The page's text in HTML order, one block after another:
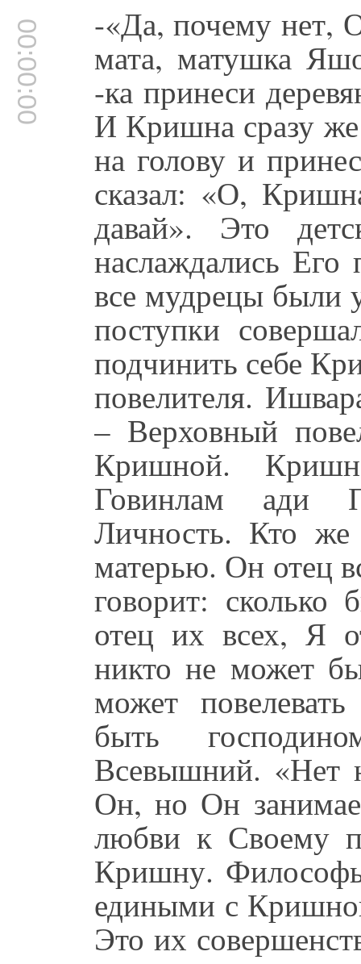
00:00:00 -«Да, почему нет,
мата, матушка
-ка принеси
И Кришна сразу же
на голову и
сказал: «О,
давай». Это
наслаждались
все мудрецы были
поступки
подчинить себе
повелителя.
– Верховный
Кришной.
Говинлам ади
Личность. Кто
матерью. Он отец
говорит:
отец их всех, Я
никто не может
может
быть
Всевышний. «Нет
Он, но Он
любви к Своему
Кришну. Философы
едиными с
Это их